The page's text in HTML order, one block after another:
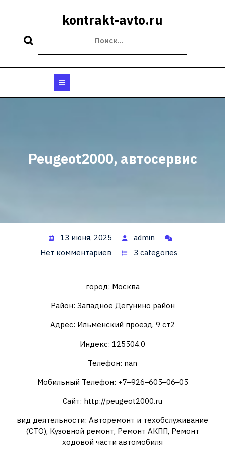
kontrakt-avto.ru
Peugeot2000, автосервис
13 июня, 2025
admin
Нет комментариев
3 categories
город: Москва
Район: Западное Дегунино район
Адрес: Ильменский проезд, 9 ст2
Индекс: 125504.0
Телефон: nan
Мобильный Телефон: +7‒926‒605‒06‒05
Сайт: http://peugeot2000.ru
вид деятельности: Авторемонт и техобслуживание
(СТО), Кузовной ремонт, Ремонт АКПП, Ремонт
ходовой части автомобиля